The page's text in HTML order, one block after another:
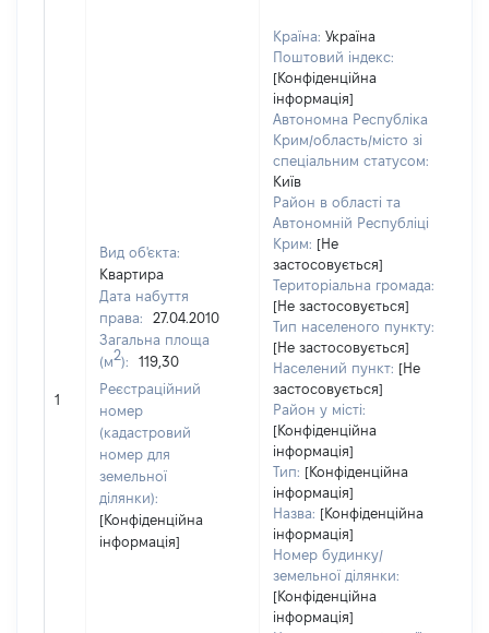
1
Вид об'єкта:
Квартира
Дата набуття
права:
27.04.2010
Загальна площа
(м2):
119,30
Реєстраційний
номер
(кадастровий
номер для
земельної
ділянки):
[Конфіденційна
інформація]
Країна: Україна
Поштовий індекс:
[Конфіденційна
інформація]
Автономна Республіка
Крим/область/місто зі
спеціальним статусом:
Київ
Район в області та
Автономній Республіці
Крим: [Не
застосовується]
Територіальна громада:
[Не застосовується]
Тип населеного пункту:
[Не застосовується]
Населений пункт: [Не
застосовується]
Район у місті:
[Конфіденційна
інформація]
Тип: [Конфіденційна
інформація]
Назва: [Конфіденційна
інформація]
Номер будинку/
земельної ділянки:
[Конфіденційна
інформація]